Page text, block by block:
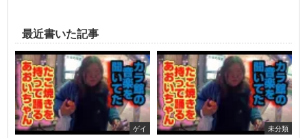
最近書いた記事
ゲイ 未分類